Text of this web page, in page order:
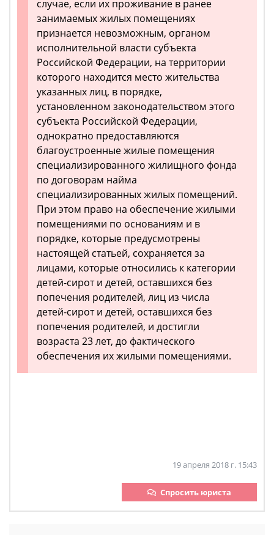
случае, если их проживание в ранее
занимаемых жилых помещениях
признается невозможным, органом
исполнительной власти субъекта
Российской Федерации, на территории
которого находится место жительства
указанных лиц, в порядке,
установленном законодательством этого
субъекта Российской Федерации,
однократно предоставляются
благоустроенные жилые помещения
специализированного жилищного фонда
по договорам найма
специализированных жилых помещений.
При этом право на обеспечение жилыми
помещениями по основаниям и в
порядке, которые предусмотрены
настоящей статьей, сохраняется за
лицами, которые относились к категории
детей-сирот и детей, оставшихся без
попечения родителей, лиц из числа
детей-сирот и детей, оставшихся без
попечения родителей, и достигли
возраста 23 лет, до фактического
обеспечения их жилыми помещениями.
19 апреля 2018 г. 15:43
Спросить юриста